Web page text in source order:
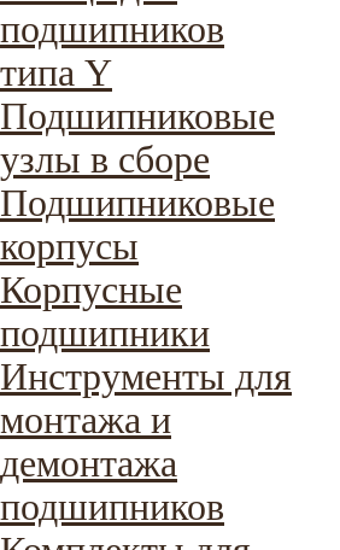
подшипников
типа Y
Подшипниковые
узлы в сборе
Подшипниковые
корпусы
Корпусные
подшипники
Инструменты для
монтажа и
демонтажа
подшипников